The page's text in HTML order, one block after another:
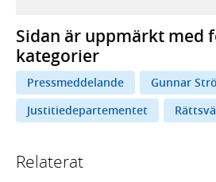
Sidan är uppmärkt med
kategorier
Pressmeddelande
Gunnar
Justitiedepartementet
Relaterat